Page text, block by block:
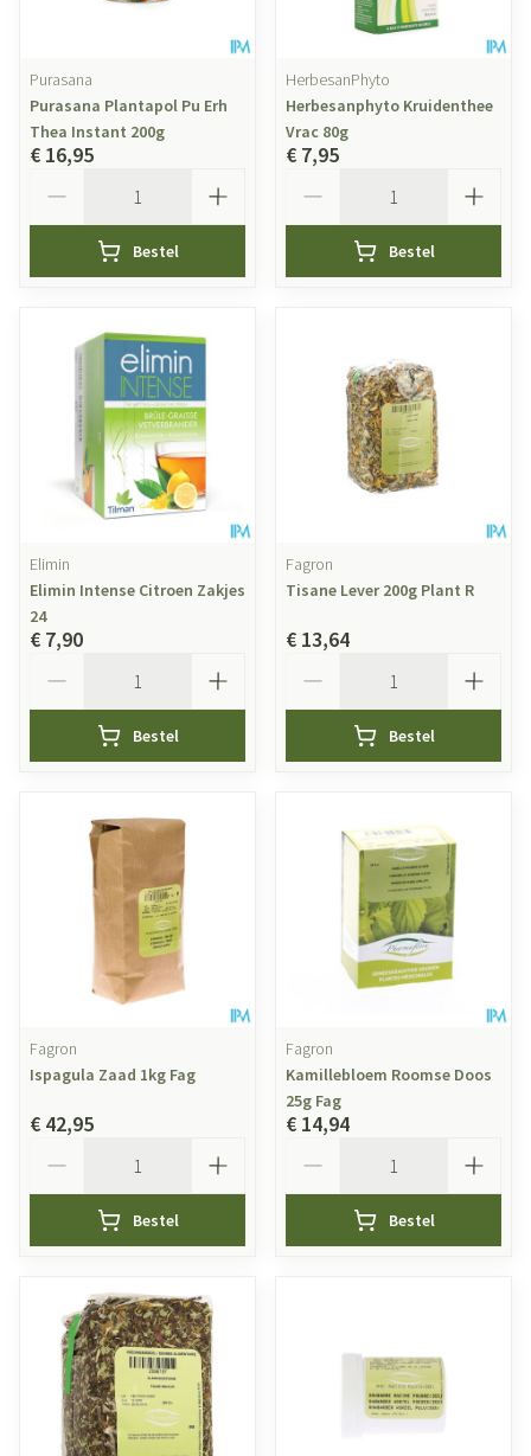
Purasana
Purasana Plantapol Pu Erh
Thea Instant 200g
€ 16,95
Bestel
HerbesanPhyto
Herbesanphyto Kruidenthee
Vrac 80g
€ 7,95
Bestel
Elimin
Elimin Intense Citroen Zakjes
24
€ 7,90
Bestel
Fagron
Tisane Lever 200g Plant R
€ 13,64
Bestel
Fagron
Ispagula Zaad 1kg Fag
€ 42,95
Bestel
Fagron
Kamillebloem Roomse Doos
25g Fag
€ 14,94
Bestel